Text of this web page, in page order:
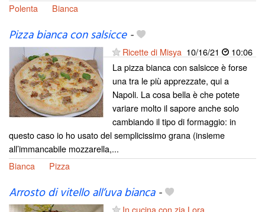
Polenta
Bianca
Pizza bianca con salsicce-
Ricette di Misya 10/16/21
10:06
La pizza bianca con salsicce è forse
una tra le più apprezzate, qui a
Napoli. La cosa bella è che potete
variare molto il sapore anche solo
cambiando il tipo di formaggio: in
questo caso io ho usato del semplicissimo grana (insieme
all’immancabile mozzarella,...
Bianca
Pizza
Arrosto di vitello all’uva bianca-